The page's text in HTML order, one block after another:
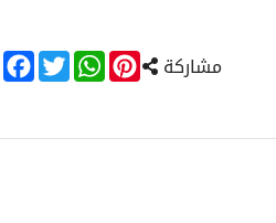
مشاركة Twitter
WhatsAppPinterest